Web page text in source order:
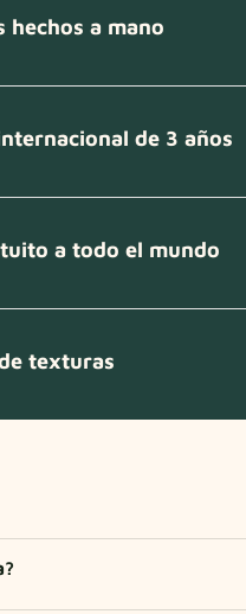
hechos a mano
de 3 años
a todo el mundo
texturas